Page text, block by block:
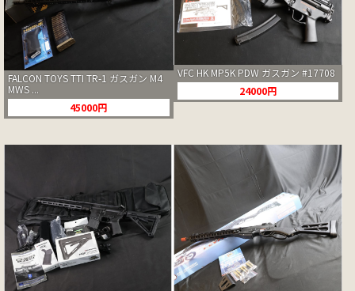
FALCON TOYS TTI TR-1 ガスガン M4
MWS ...
45000円
VFC HK MP5K PDW ガスガン #17708
24000円